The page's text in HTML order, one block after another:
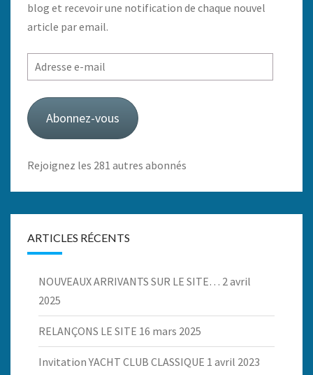
blog et recevoir une notification de chaque nouvel
article par email.
Adresse
e-
mail
Abonnez-vous
Rejoignez les 281 autres abonnés
ARTICLES RÉCENTS
NOUVEAUX ARRIVANTS SUR LE SITE… 2 avril
2025
RELANÇONS LE SITE 16 mars 2025
Invitation YACHT CLUB CLASSIQUE 1 avril 2023